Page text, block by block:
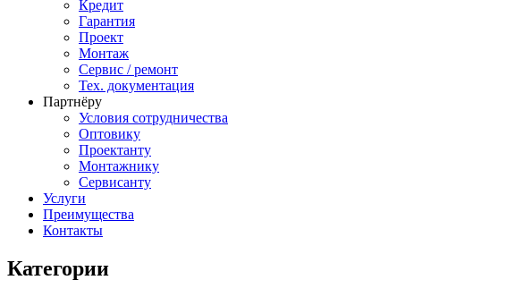
Кредит
Гарантия
Проект
Монтаж
Сервис / ремонт
Тех. документация
Партнёру
Условия сотрудничества
Оптовику
Проектанту
Монтажнику
Сервисанту
Услуги
Преимущества
Контакты
Категории